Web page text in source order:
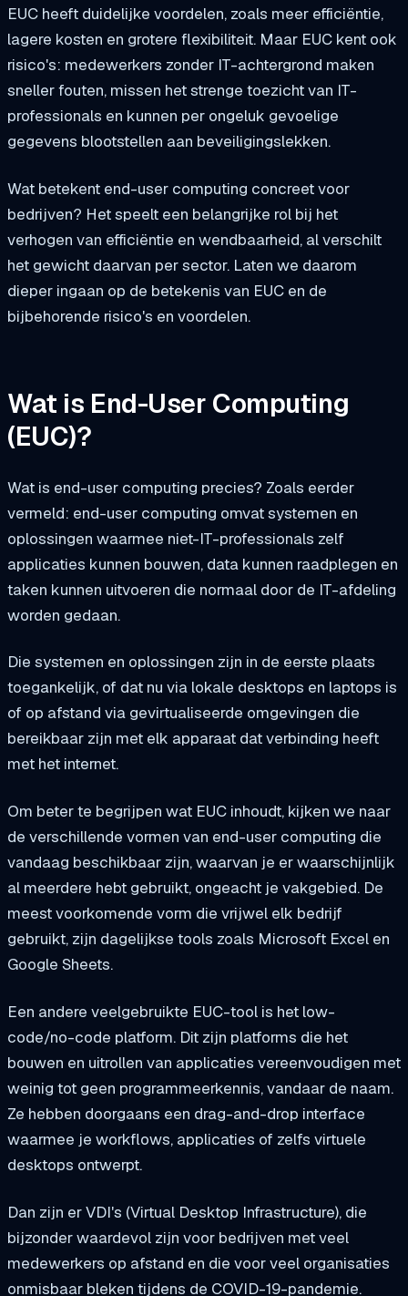
EUC heeft duidelijke voordelen, zoals meer efficiëntie,
lagere kosten en grotere flexibiliteit. Maar EUC kent ook
risico's: medewerkers zonder IT-achtergrond maken
sneller fouten, missen het strenge toezicht van IT-
professionals en kunnen per ongeluk gevoelige
gegevens blootstellen aan beveiligingslekken.
Wat betekent end-user computing concreet voor
bedrijven? Het speelt een belangrijke rol bij het
verhogen van efficiëntie en wendbaarheid, al verschilt
het gewicht daarvan per sector. Laten we daarom
dieper ingaan op de betekenis van EUC en de
bijbehorende risico's en voordelen.
Wat is End-User Computing
(EUC)?
Wat is end-user computing precies? Zoals eerder
vermeld: end-user computing omvat systemen en
oplossingen waarmee niet-IT-professionals zelf
applicaties kunnen bouwen, data kunnen raadplegen en
taken kunnen uitvoeren die normaal door de IT-afdeling
worden gedaan.
Die systemen en oplossingen zijn in de eerste plaats
toegankelijk, of dat nu via lokale desktops en laptops is
of op afstand via gevirtualiseerde omgevingen die
bereikbaar zijn met elk apparaat dat verbinding heeft
met het internet.
Om beter te begrijpen wat EUC inhoudt, kijken we naar
de verschillende vormen van end-user computing die
vandaag beschikbaar zijn, waarvan je er waarschijnlijk
al meerdere hebt gebruikt, ongeacht je vakgebied. De
meest voorkomende vorm die vrijwel elk bedrijf
gebruikt, zijn dagelijkse tools zoals Microsoft Excel en
Google Sheets.
Een andere veelgebruikte EUC-tool is het low-
code/no-code platform. Dit zijn platforms die het
bouwen en uitrollen van applicaties vereenvoudigen met
weinig tot geen programmeerkennis, vandaar de naam.
Ze hebben doorgaans een drag-and-drop interface
waarmee je workflows, applicaties of zelfs virtuele
desktops ontwerpt.
Dan zijn er VDI's (Virtual Desktop Infrastructure), die
bijzonder waardevol zijn voor bedrijven met veel
medewerkers op afstand en die voor veel organisaties
onmisbaar bleken tijdens de COVID-19-pandemie.